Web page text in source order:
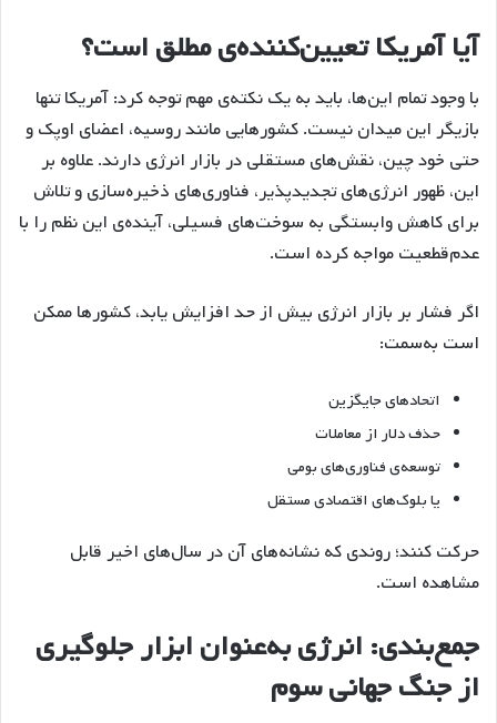
آیا آمریکا تعیین‌کننده‌ی مطلق است؟
با وجود تمام این‌ها، باید به یک نکته‌ی مهم توجه کرد: آمریکا تنها
بازیگر این میدان نیست. کشورهایی مانند روسیه، اعضای اوپک و
حتی خود چین، نقش‌های مستقلی در بازار انرژی دارند. علاوه بر
این، ظهور انرژی‌های تجدیدپذیر، فناوری‌های ذخیره‌سازی و تلاش
برای کاهش وابستگی به سوخت‌های فسیلی، آینده‌ی این نظم را با
عدم‌قطعیت مواجه کرده است.
اگر فشار بر بازار انرژی بیش از حد افزایش یابد، کشورها ممکن
است به‌سمت:
اتحادهای جایگزین
حذف دلار از معاملات
توسعه‌ی فناوری‌های بومی
یا بلوک‌های اقتصادی مستقل
حرکت کنند؛ روندی که نشانه‌های آن در سال‌های اخیر قابل
مشاهده است.
جمع‌بندی: انرژی به‌عنوان ابزار جلوگیری
از جنگ جهانی سوم